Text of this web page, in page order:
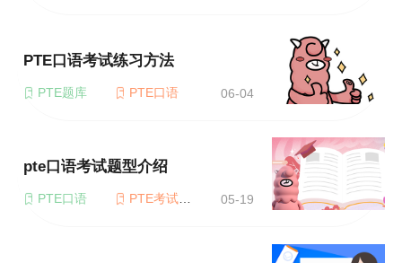
PTE口语考试练习方法
PTE题库 PTE口语 06-04
pte口语考试题型介绍
PTE口语 PTE考试题型 05-19